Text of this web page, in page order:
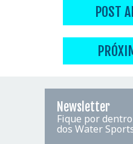
POST
Newsletter
Fique por
dos Water